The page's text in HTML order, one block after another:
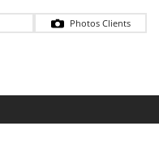
polenta
des olives et la taille
Photos Clients